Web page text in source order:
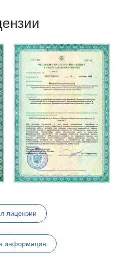
лицензии
информация